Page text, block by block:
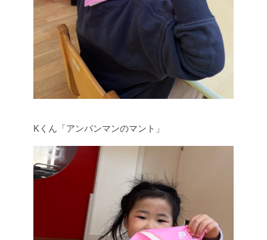
Kくん「アンパンマンのマント」